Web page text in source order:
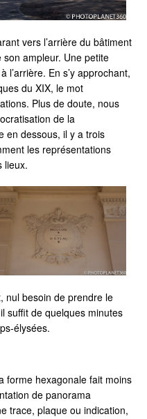
vers l’arrière du bâtiment
ampleur. Une petite
l’arrière. En s’y approchant,
du XIX, le mot
Plus de doute, nous
de la
en dessous, il y a trois
les représentations
lieux.
nul besoin de prendre le
suffit de quelques minutes
élysées.
forme hexagonale fait moins
de panorama
trace, plaque ou indication,